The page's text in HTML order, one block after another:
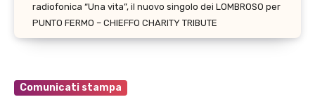
radiofonica “Una vita”, il nuovo singolo dei LOMBROSO per
PUNTO FERMO – CHIEFFO CHARITY TRIBUTE
Comunicati stampa